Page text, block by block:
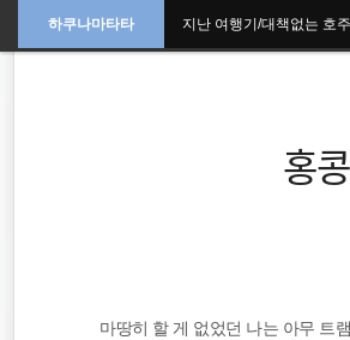
문
하쿠나마타타 지난 여행기/대책없는 호
홍
마땅히 할 게 없었던 나는 아무 트
검
여행